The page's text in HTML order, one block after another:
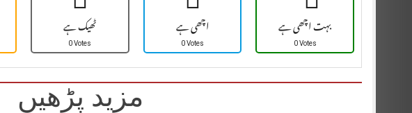
ٹھیک ہے
0 Votes اچھی ہے
0 Votes بہت اچھی ہے
0 Votes
مزید پڑھیں